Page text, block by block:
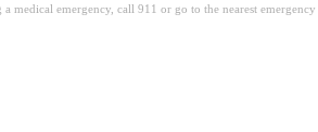
medical emergency, call 911 or go to the nearest emergency